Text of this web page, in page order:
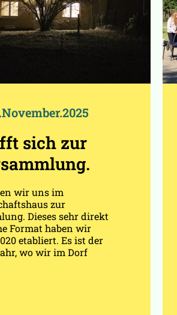
sich zur
wir uns im
zur
Dieses sehr direkt
Format haben wir
etabliert. Es ist der
wo wir im Dorf